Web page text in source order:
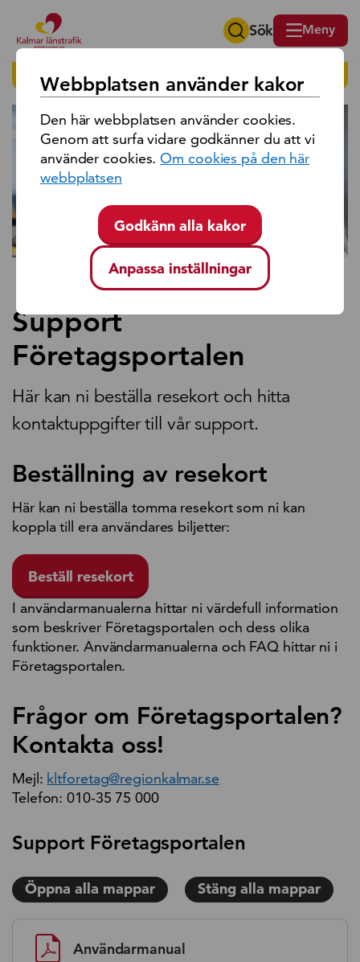
Sök på region Kalmar län Sök Meny
HITTA PÅ SIDAN
Support
Företagsportalen
Här kan ni beställa resekort och hitta
kontaktuppgifter till vår support.
Beställning av resekort
Här kan ni beställa tomma resekort som ni kan
koppla till era användares biljetter:
Beställ resekort
I användarmanualerna hittar ni värdefull information
som beskriver Företagsportalen och dess olika
funktioner. Användarmanualerna och FAQ hittar ni i
Företagsportalen.
Frågor om Företagsportalen?
Kontakta oss!
Mejl: kltforetag@regionkalmar.se
Telefon: 010-35 75 000
Support Företagsportalen
Öppna alla mappar Stäng alla mappar
Användarmanual
Webbplatsen använder kakor
Den här webbplatsen använder cookies.
Genom att surfa vidare godkänner du att vi
använder cookies.Om cookies på den här
webbplatsen
Godkänn alla kakor
Anpassa inställningar